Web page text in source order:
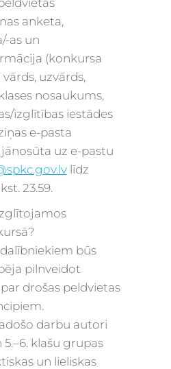
anketa,
as un
(konkursa
uzvārds,
nosaukums,
izglītības iestādes
e-pasta
jānosūta uz e-pastu
līdz
23.59.
būs
pilnveidot
drošas peldvietas
.
darbu autori
5.–6. klašu grupas
un lieliskas